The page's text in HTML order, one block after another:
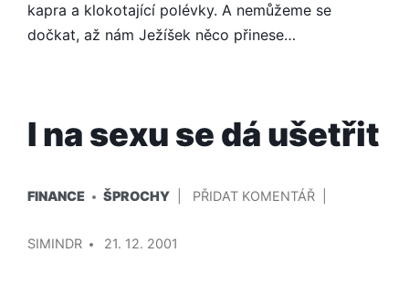
kapra a klokotající polévky. A nemůžeme se
dočkat, až nám Ježíšek něco přinese…
I na sexu se dá ušetřit
V
FINANCE ŠPROCHY PŘIDAT KOMENTÁŘNA
SIMINDR
21. 12. 2001